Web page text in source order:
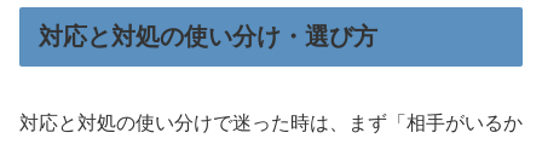
対応と対処の使い分け・選び方
対応と対処の使い分けで迷った時は、まず「相手がいるか